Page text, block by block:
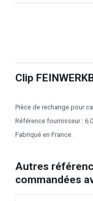
Clip
Pièce de rechange pour
Référence fournisseur :
Fabriqué en France.
Autres
commandées